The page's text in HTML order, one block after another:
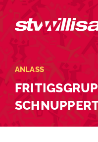
Zum
springen
ANLASS